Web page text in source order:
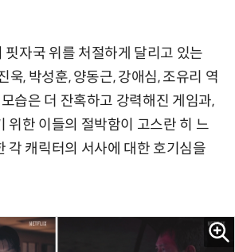
핏자국 위를 처절하게 달리고 있는
욱, 박성훈, 양동근, 강애심, 조유리 역
습은 더 잔혹하고 강력해진 게임과,
위한 이들의 절박함이 고스란 히 느
각 캐릭터의 서사에 대한 호기심을